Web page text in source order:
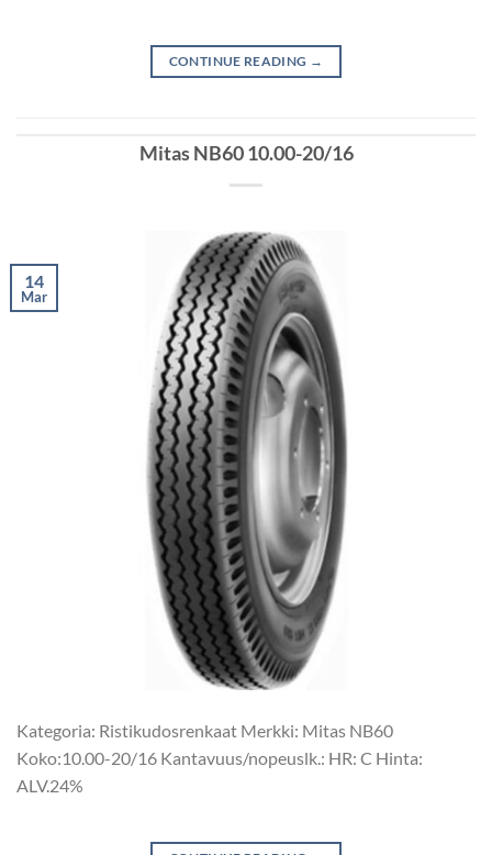
CONTINUE READING →
Mitas NB60 10.00-20/16
14
Mar
Kategoria: Ristikudosrenkaat Merkki: Mitas NB60
Koko:10.00-20/16 Kantavuus/nopeuslk.: HR: C Hinta:
ALV.24%